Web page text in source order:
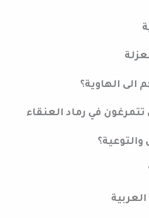
الهاوية؟
في رماد العنقاء